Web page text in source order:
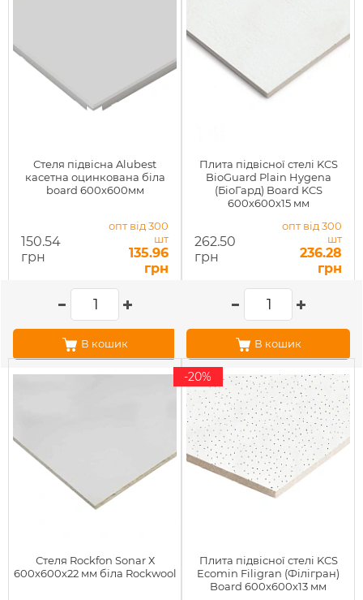
Стеля підвісна Alubest
касетна оцинкована біла
board 600х600мм
150.54
грн
опт від 300
шт
135.96
грн
В кошик
Плита підвісної стелі KCS
BioGuard Plain Hygena
(БіоГард) Board KCS
600x600x15 мм
262.50
грн
опт від 300
шт
236.28
грн
В кошик
Стеля Rockfon Sonar Х
600х600х22 мм біла Rockwool
Плита підвісної стелі KCS
Ecomin Filigran (Філігран)
Board 600x600x13 мм
-20%